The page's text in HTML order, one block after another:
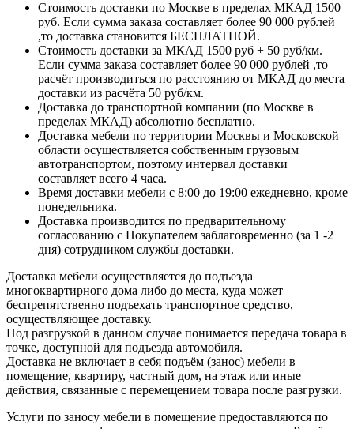
Стоимость доставки по Москве в пределах МКАД 1500
руб. Если сумма заказа составляет более 90 000 рублей
,то доставка становится БЕСПЛАТНОЙ.
Стоимость доставки за МКАД 1500 руб + 50 руб/км.
Если сумма заказа составляет более 90 000 рублей ,то
расчёт производиться по расстоянию от МКАД до места
доставки из расчёта 50 руб/км.
Доставка до транспортной компании (по Москве в
пределах МКАД) абсолютно бесплатно.
Доставка мебели по территории Москвы и Московской
области осуществляется собственным грузовым
автотранспортом, поэтому интервал доставки
составляет всего 4 часа.
Время доставки мебели с 8:00 до 19:00 ежедневно, кроме
понедельника.
Доставка производится по предварительному
согласованию с Покупателем заблаговременно (за 1 -2
дня) сотрудником службы доставки.
Доставка мебели осуществляется до подъезда
многоквартирного дома либо до места, куда может
беспрепятственно подъехать транспортное средство,
осуществляющее доставку.
Под разгрузкой в данном случае понимается передача товара в
точке, доступной для подъезда автомобиля.
Доставка не включает в себя подъём (занос) мебели в
помещение, квартиру, частный дом, на этаж или иные
действия, связанные с перемещением товара после разгрузки.
Услуги по заносу мебели в помещение предоставляются по